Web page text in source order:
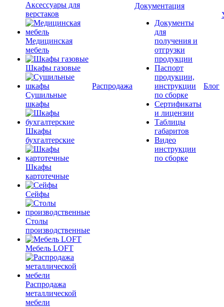
Аксессуары для
верстаков
Медицинская
мебель
Шкафы газовые
Сушильные
шкафы
Шкафы
бухгалтерские
Шкафы
картотечные
Сейфы
Столы
производственные
Мебель LOFT
Распродажа
металлической
мебели
Распродажа
Документация
Документы
для
получения и
отгрузки
продукции
Паспорт
продукции,
инструкции
по сборке
Сертификаты
и лицензии
Таблицы
габаритов
Видео
инструкции
по сборке
Блог